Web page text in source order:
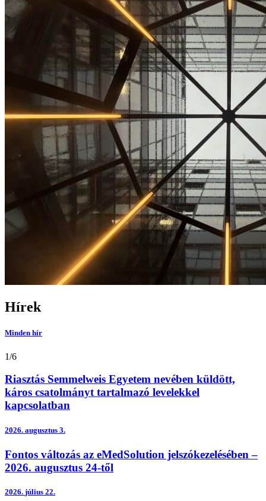
Hírek
Minden hír
1/6
Riasztás Semmelweis Egyetem nevében küldött,
káros csatolmányt tartalmazó levelekkel
kapcsolatban
2026. augusztus 3.
Fontos változás az eMedSolution jelszókezelésében –
2026. augusztus 24-től
2026. július 22.